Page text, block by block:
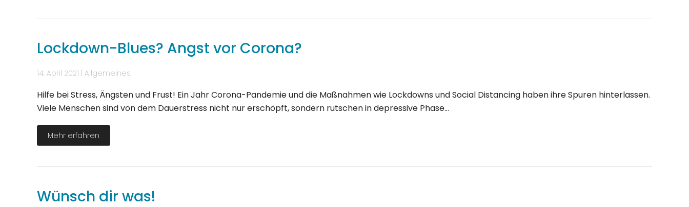
Lockdown-Blues? Angst vor Corona?
14. April 2021 | Allgemeines
Hilfe bei Stress, Ängsten und Frust! Ein Jahr Corona-Pandemie und die Maßnahmen wie Lockdowns und Social Distancing haben ihre Spuren hinterlassen.
Viele Menschen sind von dem Dauerstress nicht nur erschöpft, sondern rutschen in depressive Phase…
Mehr erfahren
Wünsch dir was!